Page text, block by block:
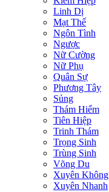
Linh Dị
Mạt Thế
Ngôn Tình
Ngược
Nữ Cường
Nữ Phụ
Quân Sự
Phương Tây
Sủng
Thám Hiểm
Tiên Hiệp
Trinh Thám
Trọng Sinh
Trùng Sinh
Võng Du
Xuyên Không
Xuyên Nhanh